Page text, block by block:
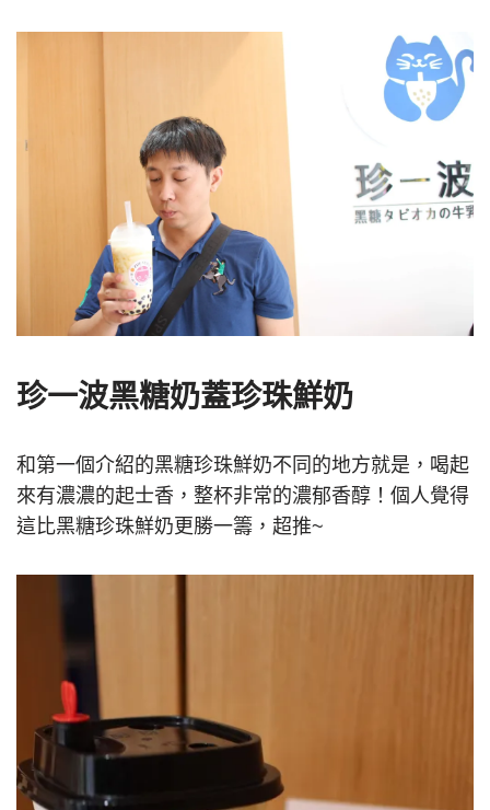
珍一波黑糖奶蓋珍珠鮮奶
和第一個介紹的黑糖珍珠鮮奶不同的地方就是，喝起
來有濃濃的起士香，整杯非常的濃郁香醇！個人覺得
這比黑糖珍珠鮮奶更勝一籌，超推~